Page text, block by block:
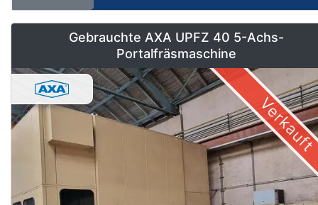
Gebrauchte AXA UPFZ 40 5-Achs-
Portalfräsmaschine
Verkauft